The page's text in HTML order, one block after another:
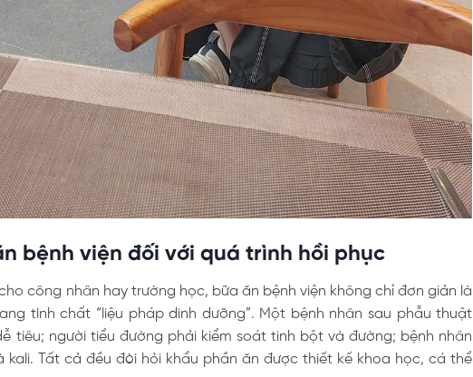
bệnh viện đối với quá trình hồi phục
công nhân hay trường học, bữa ăn bệnh viện không chỉ đơn giản là
tính chất “liệu pháp dinh dưỡng”. Một bệnh nhân sau phẫu thuật
tiêu; người tiểu đường phải kiểm soát tinh bột và đường; bệnh nhân
kali. Tất cả đều đòi hỏi khẩu phần ăn được thiết kế khoa học, cá thể